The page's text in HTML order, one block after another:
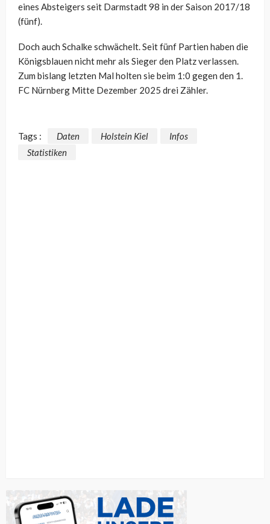
eines Absteigers seit Darmstadt 98 in der Saison 2017/18
(fünf).
Doch auch Schalke schwächelt. Seit fünf Partien haben die
Königsblauen nicht mehr als Sieger den Platz verlassen.
Zum bislang letzten Mal holten sie beim 1:0 gegen den 1.
FC Nürnberg Mitte Dezember 2025 drei Zähler.
Tags : Daten Holstein Kiel
Infos
Statistiken